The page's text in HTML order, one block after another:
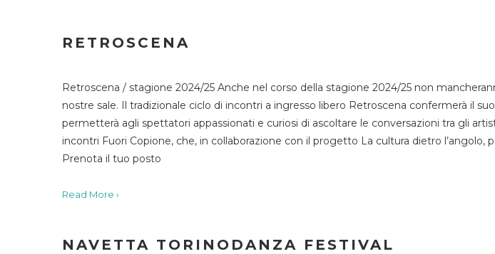
RETROSCENA
Retroscena / stagione 2024/25 Anche nel corso della stagione 2024/25 non
nostre sale. Il tradizionale ciclo di incontri a ingresso libero Retroscena confermerà il
permetterà agli spettatori appassionati e curiosi di ascoltare le conversazioni tra gli
incontri Fuori Copione, che, in collaborazione con il progetto La cultura dietro
Prenota il tuo posto
Read More ›
NAVETTA TORINODANZA FESTIVAL